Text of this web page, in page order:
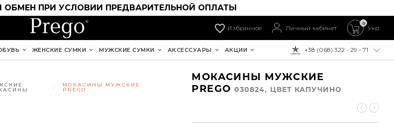
ОБМЕН ПРИ УСЛОВИИ ПРЕДВАРИТЕЛЬНОЙ ОПЛАТЫ
Избранное Личный кабинет
0
Укр
К ОПЛАТЕ:
+38 (068) 322 - 29 - 71
ЖЕНСКИЕ СУМКИ МУЖСКИЕ СУМКИ АКСЕССУАРЫ АКЦИИ
МОКАСИНЫ МУЖСКИЕ
PREGO
МОКАСИНЫ МУЖСКИЕ
PREGO 030824, ЦВЕТ КАПУЧИНО